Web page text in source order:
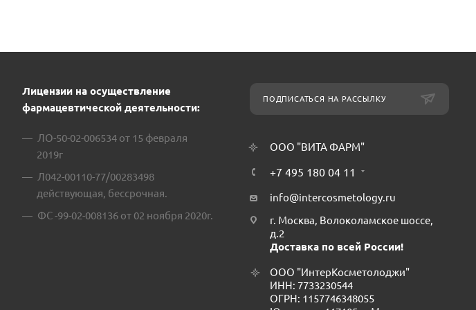
Лицензии на осуществление
фармацевтической деятельности:
ЛО-50-02-006534 от 15 февраля
2019г
Л042-00110-77/00283498
действующая, бессрочная.
ФС -99-02-008136 от 02 ноября 2020г.
ПОДПИСАТЬСЯ НА РАССЫЛКУ
ООО "ВИТА ФАРМ"
+7 495 180 04 11
info@intercosmetology.ru
г. Москва, Волоколамское шоссе,
д.2
Доставка по всей России!
ООО "ИнтерКосметолоджи"
ИНН: 7733230544
ОГРН: 1157746348055